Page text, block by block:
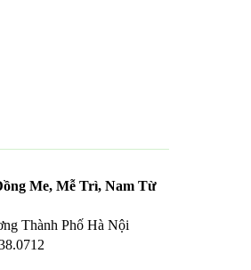
Me, Mễ Trì, Nam Từ
Thành Phố Hà Nội